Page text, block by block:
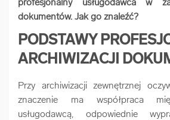
Pozostałe usługi
profesjonalny usługodawca w
dokumentów. Jak go znaleźć?
PODSTAWY
ARCHIWIZACJI
Przy archiwizacji zewnętrznej
znaczenie ma współpraca
usługodawcą, odpowiednie